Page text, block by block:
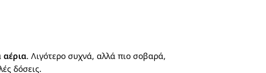
αέρια. Λιγότερο συχνά, αλλά πιο σοβαρά,
δόσεις.